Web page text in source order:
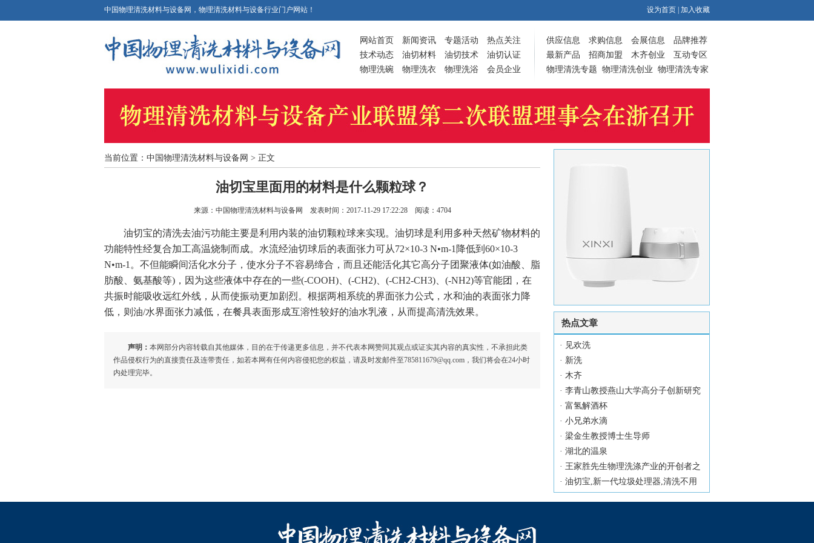
中国物理清洗材料与设备网，物理清洗材料与设备行业门户网站！ 设为首页 加入收藏
网站首页 新闻资讯 专题活动
热点关注
技术动态
油切材料 油切技术
油切认证
物理洗碗
物理洗衣 物理洗浴 会员企业
供应信息 求购信息 会展信息
品牌推荐
最新产品
招商加盟 木齐创业
互动专区
物理清洗专题 物理清洗创业 物理清洗专家
当前位置： 中国物理清洗材料与设备网 > 正文
油切宝里面用的材料是什么颗粒球？
来源： 中国物理清洗材料与设备网 发表时间：2017-11-29 17:22:28 阅读：4704
油切宝的清洗去油污功能主要是利用内装的油切颗粒球来实现。油切球是利用多种天然矿物材料的
功能特性经复合加工高温烧制而成。水流经油切球后的表面张力可从72×10-3 N•m-1降低到60×10-3
N•m-1。不但能瞬间活化水分子，使水分子不容易缔合，而且还能活化其它高分子团聚液体(如油酸、脂
肪酸、氨基酸等)，因为这些液体中存在的一些(-COOH)、(-CH2)、(-CH2-CH3)、(-NH2)等官能团，在
共振时能吸收远红外线，从而使振动更加剧烈。根据两相系统的界面张力公式，水和油的表面张力降
低，则油/水界面张力减低，在餐具表面形成互溶性较好的油水乳液，从而提高清洗效果。
声明： 本网部分内容转载自其他媒体，目的在于传递更多信息，并不代表本网赞同其观点或证实其内容的真实性，不承担此类
作品侵权行为的直接责任及连带责任，如若本网有任何内容侵犯您的权益，请及时发邮件至785811679@qq.com，我们将会在24小时
内处理完毕。
热点文章
· 见欢洗
· 新洗
· 木齐
· 李青山教授燕山大学高分子创新研究
· 富氢解酒杯
· 小兄弟水滴
· 梁金生教授博士生导师
· 湖北的温泉
· 王家胜先生物理洗涤产业的开创者之
· 油切宝,新一代垃圾处理器,清洗不用